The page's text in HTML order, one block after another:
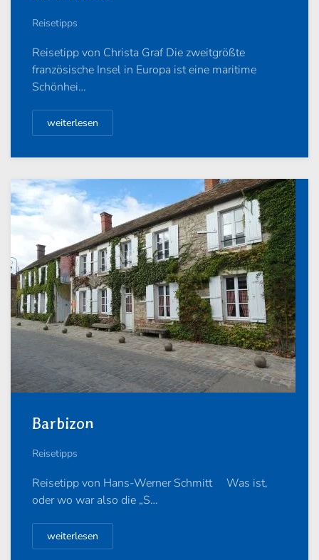
Reisetipps
Reisetipp von Christa Graf Die zweitgrößte
französische Insel in Europa ist eine maritime
Schönhei…
weiterlesen
Barbizon
Reisetipps
Reisetipp von Hans-Werner Schmitt Was ist,
oder wo war also die „S…
weiterlesen